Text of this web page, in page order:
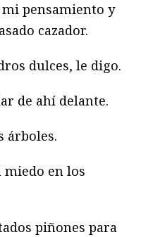
pensamiento y
cazador.
dulces, le digo.
de ahí delante.
árboles.
miedo en los
piñones para